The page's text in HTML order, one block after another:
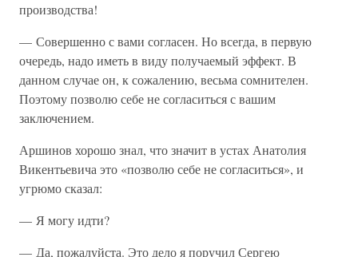
производства!
— Совершенно с вами согласен. Но всегда, в первую
очередь, надо иметь в виду получаемый эффект. В
данном случае он, к сожалению, весьма сомнителен.
Поэтому позволю себе не согласиться с вашим
заключением.
Аршинов хорошо знал, что значит в устах Анатолия
Викентьевича это «позволю себе не согласиться», и
угрюмо сказал:
— Я могу идти?
— Да, пожалуйста. Это дело я поручил Сергею